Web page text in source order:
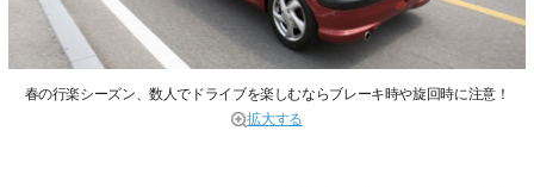
春の行楽シーズン、数人でドライブを楽しむならブレーキ時や旋回時に注意！
拡大する